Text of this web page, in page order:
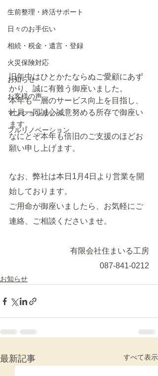
生前整理・終活サポート
日々のお手伝い
相続・税金・遺言・登録
火災保険対応
お知らせ
お客様の声
マンションリノベ
フルリノベーション
旧年中はひとかたならぬご愛顧にあず
かり、誠に有難う御座いました。
本年も一層のサービス向上を目指し、
社員一同誠心誠意努める所存で御座い
ます。
なにとぞ本年も倍旧のご支援のほどお
願い申し上げます。
なお、弊社は本日1月4日より営業を開
始しております。
ご用命が御座いましたら、お気軽にご
連絡、ご相談くださいませ。
有限会社住まいる工房
087-841-0212
お知らせ
最新記事 すべて表示